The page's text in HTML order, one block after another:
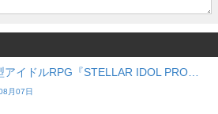
アイドルRPG『STELLAR IDOL PRO…
月07日